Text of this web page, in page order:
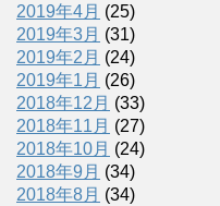
2019年4月 (25)
2019年3月 (31)
2019年2月 (24)
2019年1月 (26)
2018年12月 (33)
2018年11月 (27)
2018年10月 (24)
2018年9月 (34)
2018年8月 (34)